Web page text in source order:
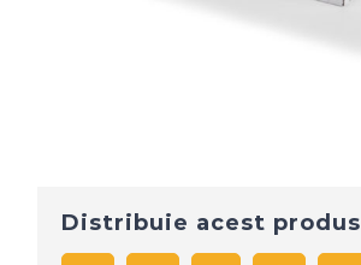
Distribuie acest produs